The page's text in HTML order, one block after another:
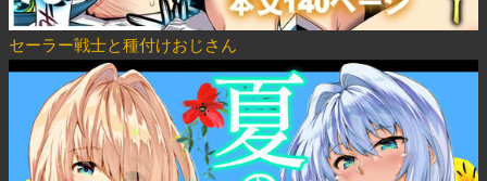
セーラー戦士と種付けおじさん